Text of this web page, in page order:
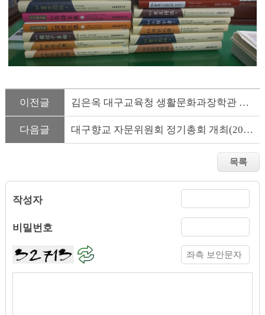
이전글 김은옥 대구교육청 생활문화과장학관 대구향교 방문(21.06.23)
다음글 대구향교 자문위원회 정기총회 개최(2021. 6. 22)
작성자
비밀번호